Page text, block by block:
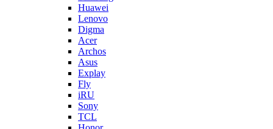
Huawei
Lenovo
Digma
Acer
Archos
Asus
Explay
Fly
iRU
Sony
TCL